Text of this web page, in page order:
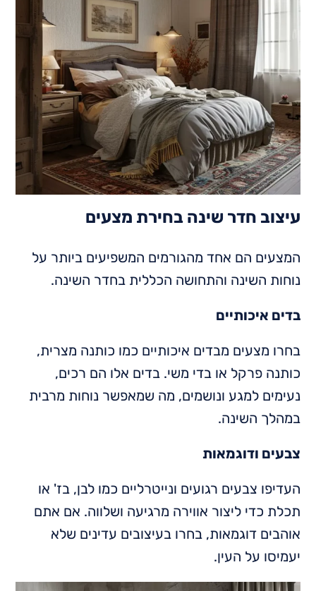
עיצוב חדר שינה בחירת מצעים
המצעים הם אחד מהגורמים המשפיעים ביותר על
נוחות השינה והתחושה הכללית בחדר השינה.
בדים איכותיים
בחרו מצעים מבדים איכותיים כמו כותנה מצרית,
כותנה פרקל או בדי משי. בדים אלו הם רכים,
נעימים למגע ונושמים, מה שמאפשר נוחות מרבית
במהלך השינה.
צבעים ודוגמאות
העדיפו צבעים רגועים ונייטרליים כמו לבן, בז' או
תכלת כדי ליצור אווירה מרגיעה ושלווה. אם אתם
אוהבים דוגמאות, בחרו בעיצובים עדינים שלא
יעמיסו על העין.